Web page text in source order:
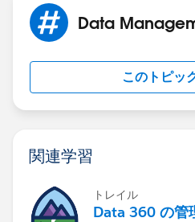
Thanks,
Data
このトピッ
関連学習
トレイル
Data 360 の管